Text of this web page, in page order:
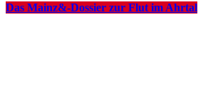
Das Mainz&-Dossier zur Flut im Ahrtal